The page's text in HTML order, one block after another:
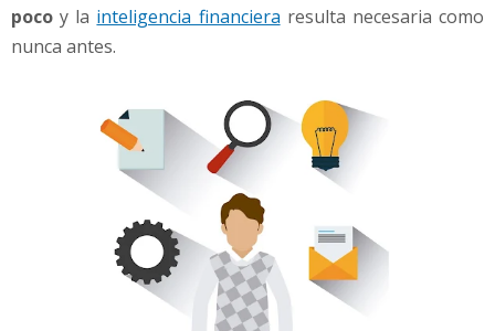
E
x
o
s
o
poco y la inteligencia financiera resulta necesaria como
nunca antes.